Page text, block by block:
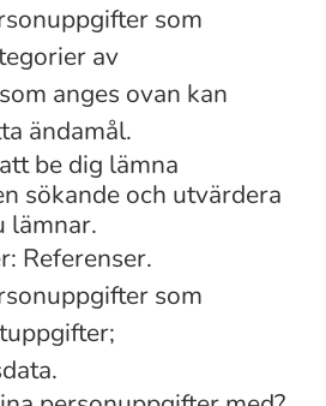
som
av
anges ovan kan
ändamål.
be dig lämna
sökande och utvärdera
lämnar.
Referenser.
som